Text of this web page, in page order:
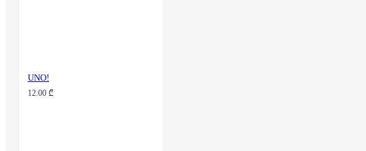
UNO!
12.00 ₾